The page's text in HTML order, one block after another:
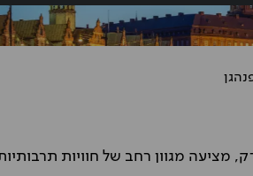
מציעה מגוון רחב של חוויות